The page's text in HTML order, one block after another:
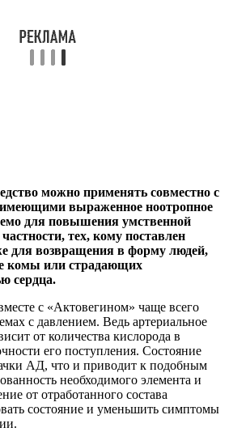
можно применять совместно с
имеющими выраженное ноотропное
для повышения умственной
тех, кому поставлен
для возвращения в форму людей,
комы или страдающих
сердца.
с «Актовегином» чаще всего
с давлением. Ведь артериальное
от количества кислорода в
его поступления. Состояние
АД, что и приводит к подобным
необходимого элемента и
от отработанного состава
состояние и уменьшить симптомы